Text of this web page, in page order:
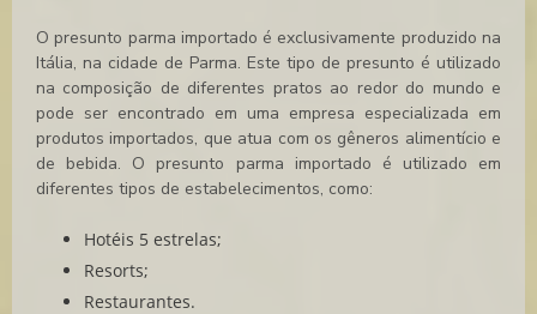
O presunto parma importado é exclusivamente produzido na
Itália, na cidade de Parma. Este tipo de presunto é utilizado
na composição de diferentes pratos ao redor do mundo e
pode ser encontrado em uma empresa especializada em
produtos importados, que atua com os gêneros alimentício e
de bebida. O presunto parma importado é utilizado em
diferentes tipos de estabelecimentos, como:
Hotéis 5 estrelas;
Resorts;
Restaurantes.